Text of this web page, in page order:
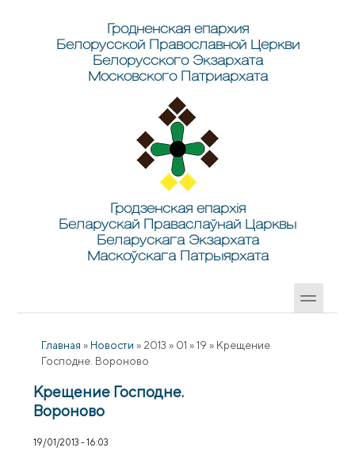
Гродненская епархия
Белорусской Православной Церкви
Белорусского Экзархата
Московского Патриархата
Гродзенская епархія
Беларускай Праваслаўнай Царквы
Беларускага Экзархата
Маскоўскага Патрыярхата
Главная » Новости » 2013 » 01 » 19 » Крещение
Господне. Вороново
Крещение Господне.
Вороново
19/01/2013 - 16:03